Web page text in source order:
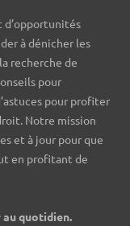
d’opportunités
à dénicher les
recherche de
pour
pour profiter
Notre mission
et à jour pour que
en profitant de
au quotidien.